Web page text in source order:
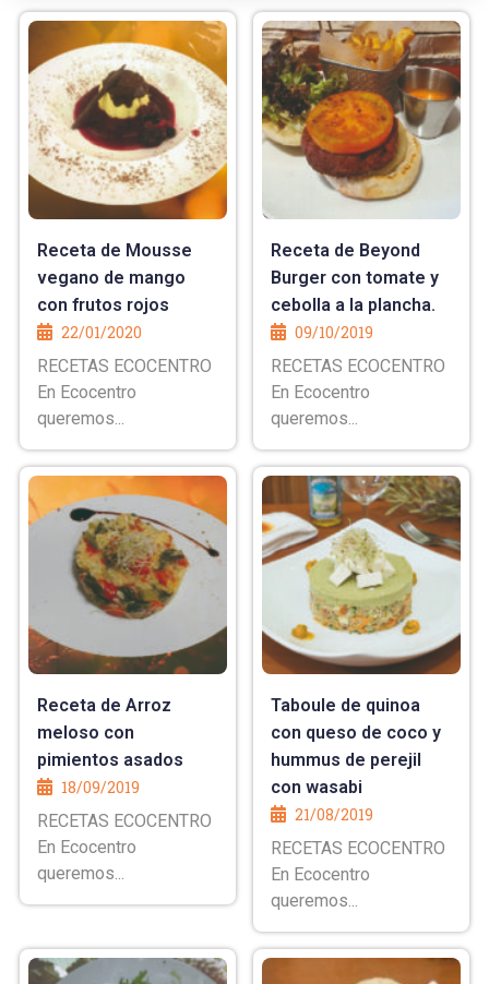
Receta de Mousse
vegano de mango
con frutos rojos
22/01/2020
RECETAS ECOCENTRO
En Ecocentro
queremos...
Receta de Beyond
Burger con tomate y
cebolla a la plancha.
09/10/2019
RECETAS ECOCENTRO
En Ecocentro
queremos...
Receta de Arroz
meloso con
pimientos asados
18/09/2019
RECETAS ECOCENTRO
En Ecocentro
queremos...
Taboule de quinoa
con queso de coco y
hummus de perejil
con wasabi
21/08/2019
RECETAS ECOCENTRO
En Ecocentro
queremos...